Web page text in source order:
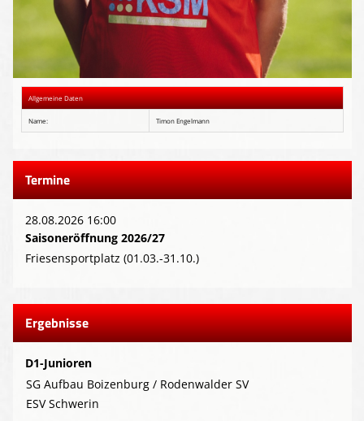
Allgemeine Daten
Name: Timon Engelmann
Termine
28.08.2026 16:00
Saisoneröffnung 2026/27
Friesensportplatz (01.03.-31.10.)
Ergebnisse
D1-Junioren
SG Aufbau Boizenburg / Rodenwalder SV
ESV Schwerin